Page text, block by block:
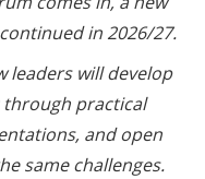
in 2026/27.
leaders will develop
practical
and open
same challenges.